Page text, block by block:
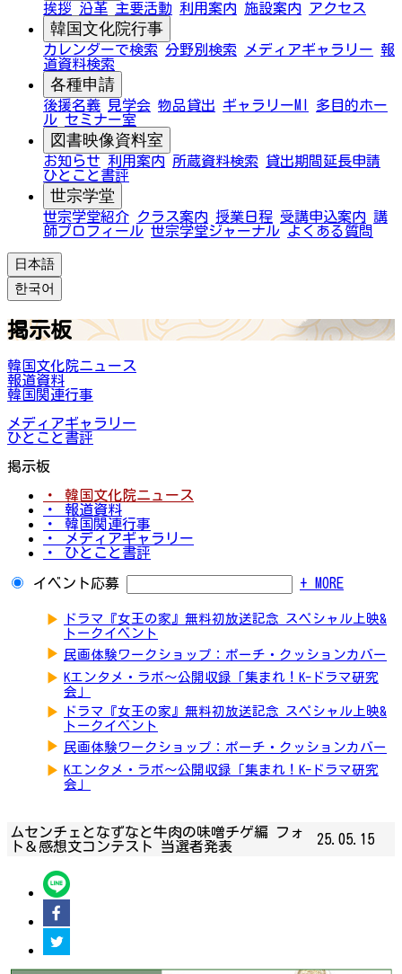
挨拶 沿革 主要活動 利用案内 施設案内 アクセス
韓国文化院行事
カレンダーで検索 分野別検索 メディアギャラリー 報
道資料検索
各種申請
後援名義 見学会 物品貸出 ギャラリーMI
多目的ホー
ル セミナー室
図書映像資料室
お知らせ 利用案内 所蔵資料検索
貸出期間延長申請
ひとこと書評
世宗学堂
世宗学堂紹介 クラス案内 授業日程 受講申込案内 講
師プロフィール 世宗学堂ジャーナル よくある質問
日本語
한국어
掲示板
韓国文化院ニュース
報道資料
韓国関連行事
メディアギャラリー
ひとこと書評
掲示板
・ 韓国文化院ニュース
・ 報道資料
・ 韓国関連行事
・ メディアギャラリー
・ ひとこと書評
イベント応募 + MORE
▶
ドラマ『女王の家』無料初放送記念 スペシャル上映&
トークイベント
▶ 民画体験ワークショップ：ポーチ・クッションカバー
▶ Kエンタメ・ラボ～公開収録「集まれ！K-ドラマ研究
会」
▶
ドラマ『女王の家』無料初放送記念 スペシャル上映&
トークイベント
▶ 民画体験ワークショップ：ポーチ・クッションカバー
▶ Kエンタメ・ラボ～公開収録「集まれ！K-ドラマ研究
会」
ムセンチェとなずなと牛肉の味噌チゲ編 フォ
ト＆感想文コンテスト 当選者発表
25.05.15